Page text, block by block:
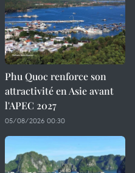
Phu Quoc renforce son
attractivité en Asie avant
l'APEC 2027
05/08/2026 00:30